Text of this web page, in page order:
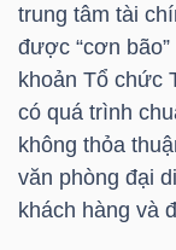
trung tâm tài
được “cơn
khoản Tổ chức
có quá trình
không thỏa
văn phòng đại
khách hàng và
NGÀNH
DOANH
NGHIỆP